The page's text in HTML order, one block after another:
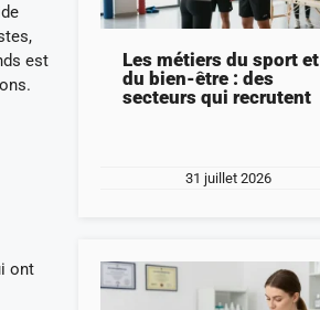
est
ont
Les métiers du sport et
du bien-être : des
secteurs qui recrutent
31 juillet 2026